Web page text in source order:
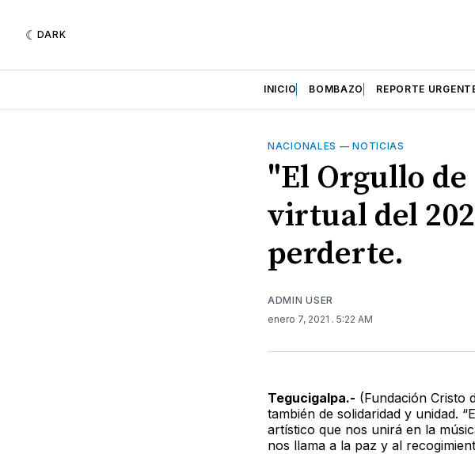
DARK
INICIO BOMBAZO REPORTE
NACIONALES —NOTICIAS
"El Orgullo
virtual del
perderte.
ADMIN USER
enero 7, 2021 . 5:22 AM
Tegucigalpa.- (Fundación Cristo
también de solidaridad y unidad.
artístico que nos unirá en la
nos llama a la paz y al